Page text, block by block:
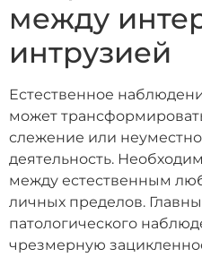
между
интрузией
Естественное
может
слежение или
деятельность.
между естественным
личных пределов.
патологического
чрезмерную